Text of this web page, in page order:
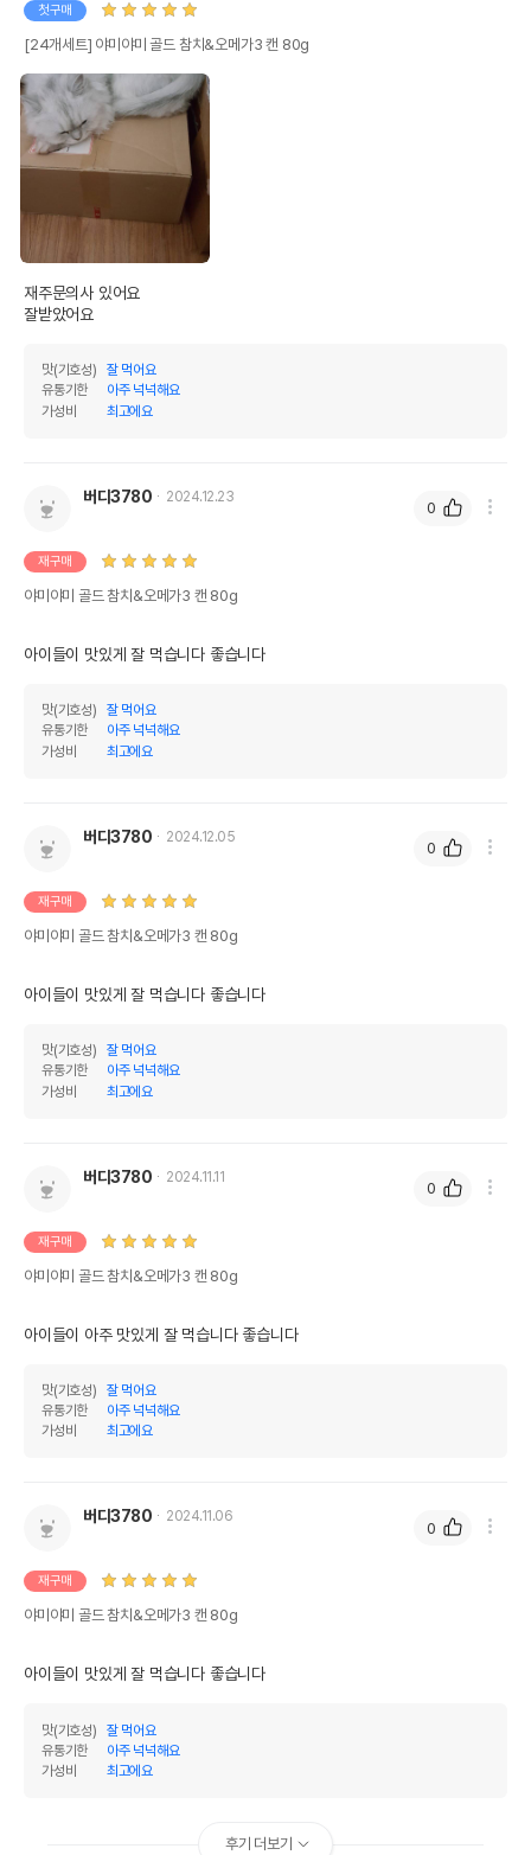
상품 필수 정보
법에 의한 인증,허가 등을
받았음을 확인할수 있는
경우 그에 대한 사항
제조국 또는 원산지
제조자,수입품의 경우
또는 소비자상담 관련
전화번호
어바웃펫//1644-9601
유통기한
단, 상품명에 유통기한 명시된 경우, 해당
첫구매
[24개세트] 야미야미 골드 참치&오메가3 캔 80g
재주문의사 있어요
잘받았어요
맛(기호성)
잘 먹어요
유통기한
아주 넉넉해요
가성비
최고에요
버디3780 2024.12.23
재구매
야미야미 골드 참치&오메가3 캔 80g
아이들이 맛있게 잘 먹습니다 좋습니다
맛(기호성)
잘 먹어요
유통기한
아주 넉넉해요
가성비
최고에요
0
버디3780 2024.12.05
재구매
야미야미 골드 참치&오메가3 캔 80g
아이들이 맛있게 잘 먹습니다 좋습니다
맛(기호성)
잘 먹어요
유통기한
아주 넉넉해요
가성비
최고에요
0
버디3780 2024.11.11
재구매
야미야미 골드 참치&오메가3 캔 80g
아이들이 아주 맛있게 잘 먹습니다 좋습니다
맛(기호성)
잘 먹어요
유통기한
아주 넉넉해요
가성비
최고에요
0
버디3780 2024.11.06
재구매
야미야미 골드 참치&오메가3 캔 80g
아이들이 맛있게 잘 먹습니다 좋습니다
맛(기호성)
잘 먹어요
유통기한
아주 넉넉해요
가성비
최고에요
0
후기 더보기